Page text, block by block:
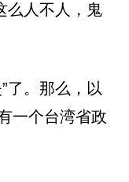
么人不人，鬼
了。那么，以
一个台湾省政